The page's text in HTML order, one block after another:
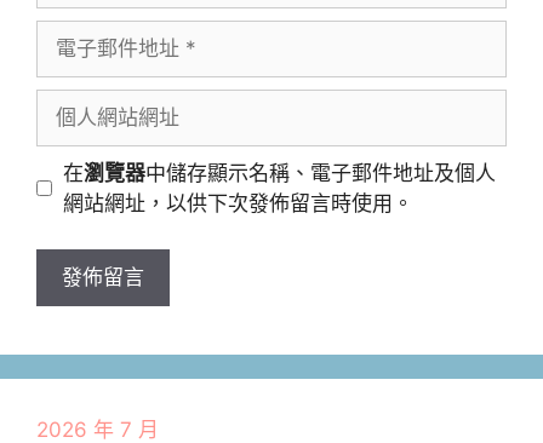
者
稱
郵
地
址
站
址
在瀏覽器中儲存顯示名稱、電子郵件地址及個人
網站網址，以供下次發佈留言時使用。
2026 年 7 月